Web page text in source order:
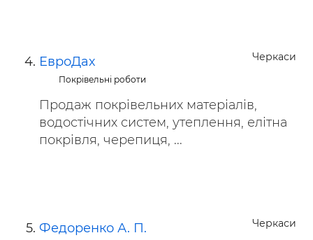
Черкаси
ЕвроДах
Покрівельні роботи
Продаж покрівельних матеріалів,
водостічних систем, утеплення, елітна
покрівля, черепиця, ...
Черкаси
Федоренко А. П.